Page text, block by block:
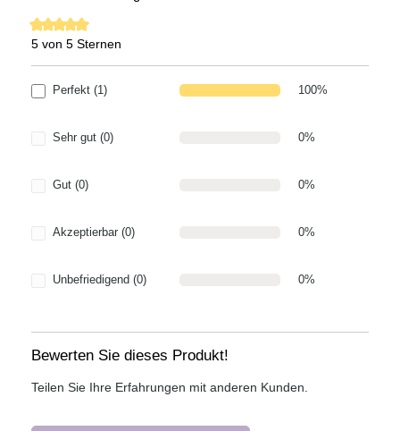
Durchschnittliche Bewertung von 5 von 5 Sternen
5 von 5 Sternen
Perfekt (1) 100%
Sehr gut (0) 0%
Gut (0) 0%
Akzeptierbar (0) 0%
Unbefriedigend (0) 0%
Bewerten Sie dieses Produkt!
Teilen Sie Ihre Erfahrungen mit anderen Kunden.